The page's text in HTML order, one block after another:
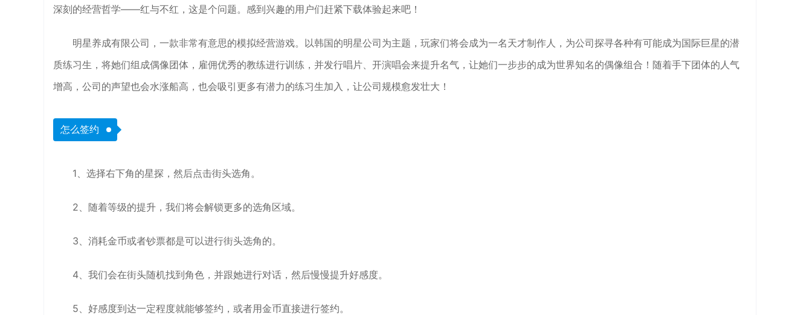
深刻的经营哲学——红与不红，这是个问题。感到兴趣的用户们赶紧下载体验起来吧！
明星养成有限公司，一款非常有意思的模拟经营游戏。以韩国的明星公司为主题，玩家们将会成为一名天才制作人，为公司探寻各种有可能成为国际巨星的潜
质练习生，将她们组成偶像团体，雇佣优秀的教练进行训练，并发行唱片、开演唱会来提升名气，让她们一步步的成为世界知名的偶像组合！随着手下团体的人气
增高，公司的声望也会水涨船高，也会吸引更多有潜力的练习生加入，让公司规模愈发壮大！
怎么签约
1、选择右下角的星探，然后点击街头选角。
2、随着等级的提升，我们将会解锁更多的选角区域。
3、消耗金币或者钞票都是可以进行街头选角的。
4、我们会在街头随机找到角色，并跟她进行对话，然后慢慢提升好感度。
5、好感度到达一定程度就能够签约，或者用金币直接进行签约。